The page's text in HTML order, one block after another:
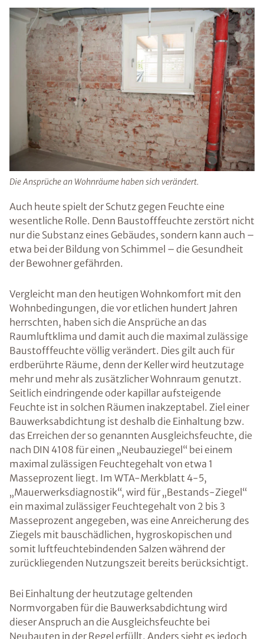
Die Ansprüche an Wohnräume haben sich verändert.
Auch heute spielt der Schutz gegen Feuchte eine
wesentliche Rolle. Denn Baustofffeuchte zerstört nicht
nur die Substanz eines Gebäudes, sondern kann auch –
etwa bei der Bildung von Schimmel – die Gesundheit
der Bewohner gefährden.
Vergleicht man den heutigen Wohnkomfort mit den
Wohnbedingungen, die vor etlichen hundert Jahren
herrschten, haben sich die Ansprüche an das
Raumluftklima und damit auch die maximal zulässige
Baustofffeuchte völlig verändert. Dies gilt auch für
erdberührte Räume, denn der Keller wird heutzutage
mehr und mehr als zusätzlicher Wohnraum genutzt.
Seitlich eindringende oder kapillar aufsteigende
Feuchte ist in solchen Räumen inakzeptabel. Ziel einer
Bauwerksabdichtung ist deshalb die Einhaltung bzw.
das Erreichen der so genannten Ausgleichsfeuchte, die
nach DIN 4108 für einen „Neubauziegel“ bei einem
maximal zulässigen Feuchtegehalt von etwa 1
Masseprozent liegt. Im WTA-Merkblatt 4-5,
„Mauerwerksdiagnostik“, wird für „Bestands-Ziegel“
ein maximal zulässiger Feuchtegehalt von 2 bis 3
Masseprozent angegeben, was eine Anreicherung des
Ziegels mit bauschädlichen, hygroskopischen und
somit luftfeuchtebindenden Salzen während der
zurückliegenden Nutzungszeit bereits berücksichtigt.
Bei Einhaltung der heutzutage geltenden
Normvorgaben für die Bauwerksabdichtung wird
dieser Anspruch an die Ausgleichsfeuchte bei
Neubauten in der Regel erfüllt. Anders sieht es jedoch